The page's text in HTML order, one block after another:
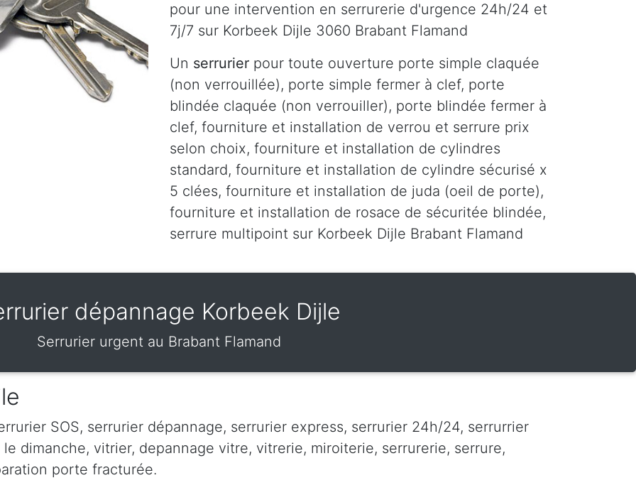
pour une intervention en serrurerie d'urgence 24h/24 et
7j/7 sur Korbeek Dijle 3060 Brabant Flamand
Un serrurier pour toute ouverture porte simple claquée
(non verrouillée), porte simple fermer à clef, porte
blindée claquée (non verrouiller), porte blindée fermer à
clef, fourniture et installation de verrou et serrure prix
selon choix, fourniture et installation de cylindres
standard, fourniture et installation de cylindre sécurisé x
5 clées, fourniture et installation de juda (oeil de porte),
fourniture et installation de rosace de sécuritée blindée,
serrure multipoint sur Korbeek Dijle Brabant Flamand
dépannage Korbeek Dijle
Serrurier urgent au Brabant Flamand
SOS, serrurier dépannage, serrurier express, serrurier 24h/24, serrurrier
dimanche, vitrier, depannage vitre, vitrerie, miroiterie, serrurerie, serrure,
porte fracturée.